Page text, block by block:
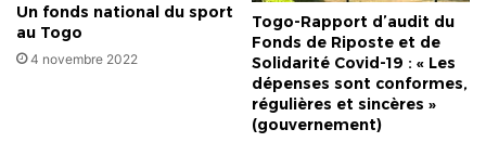
Un fonds national du sport
au Togo
4 novembre 2022
Togo-Rapport d’audit du
Fonds de Riposte et de
Solidarité Covid-19 : « Les
dépenses sont conformes,
régulières et sincères »
(gouvernement)